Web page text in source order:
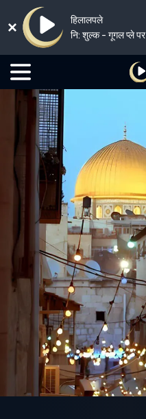
हिलालपले
नि: शुल्क - गूगल प्ले पर